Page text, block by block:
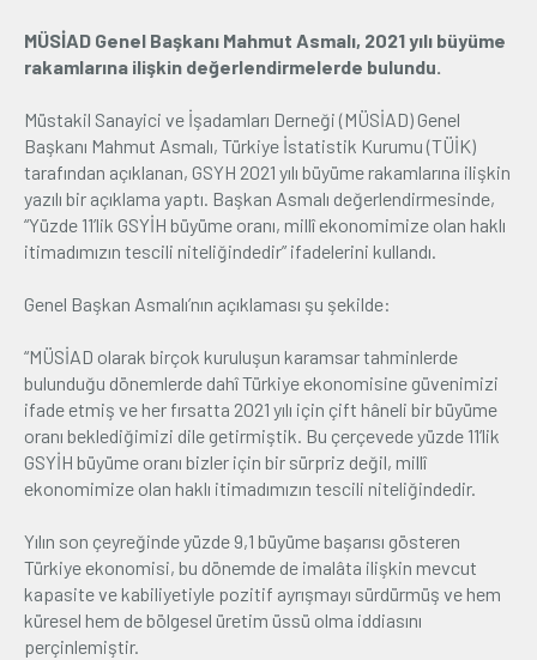
Üyelik
Hakkımızda İletişim
MÜSİAD Genel Başkanı Mahmut Asmalı, 2021 yılı büyüme
rakamlarına ilişkin değerlendirmelerde bulundu.
Müstakil Sanayici ve İşadamları Derneği (MÜSİAD) Genel
Başkanı Mahmut Asmalı, Türkiye İstatistik Kurumu (TÜİK)
tarafından açıklanan, GSYH 2021 yılı büyüme rakamlarına ilişkin
yazılı bir açıklama yaptı. Başkan Asmalı değerlendirmesinde,
“Yüzde 11’lik GSYİH büyüme oranı, millî ekonomimize olan haklı
itimadımızın tescili niteliğindedir” ifadelerini kullandı.
Genel Başkan Asmalı’nın açıklaması şu şekilde:
“MÜSİAD olarak birçok kuruluşun karamsar tahminlerde
bulunduğu dönemlerde dahî Türkiye ekonomisine güvenimizi
ifade etmiş ve her fırsatta 2021 yılı için çift hâneli bir büyüme
oranı beklediğimizi dile getirmiştik. Bu çerçevede yüzde 11’lik
GSYİH büyüme oranı bizler için bir sürpriz değil, millî
ekonomimize olan haklı itimadımızın tescili niteliğindedir.
Yılın son çeyreğinde yüzde 9,1 büyüme başarısı gösteren
Türkiye ekonomisi, bu dönemde de imalâta ilişkin mevcut
kapasite ve kabiliyetiyle pozitif ayrışmayı sürdürmüş ve hem
küresel hem de bölgesel üretim üssü olma iddiasını
perçinlemiştir.